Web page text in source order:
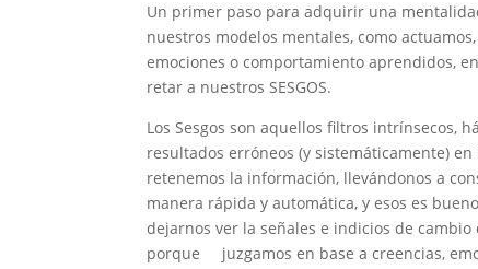
Un primer paso para adquirir una
nuestros modelos mentales, como
emociones o comportamiento aprendidos,
retar a nuestros SESGOS.
Los Sesgos son aquellos filtros intrínsecos,
resultados erróneos (y sistemáticamente)
retenemos la información, llevándonos a
manera rápida y automática, y esos es
dejarnos ver la señales e indicios de
porque juzgamos en base a creencias,